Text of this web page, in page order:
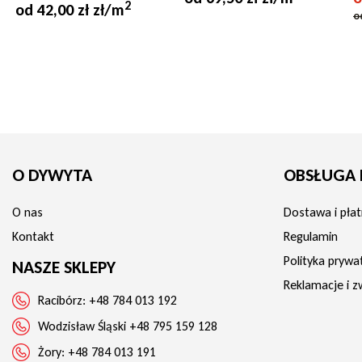
Możliwość zwrotu
od 42,00 zł zł/m2
O DYWYTA
O nas
Kontakt
NASZE SKLEPY
Racibórz: +48 784 013 192
Wodzisław Śląski +48 795 159 128
Żory: +48 784 013 191
OBSŁUGA
Dostawa i
Regulamin
Polityka
Reklamacje i